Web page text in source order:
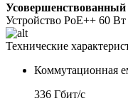
Устройство PoE++ 60
Технические
Коммутационная
336 Гбит/с